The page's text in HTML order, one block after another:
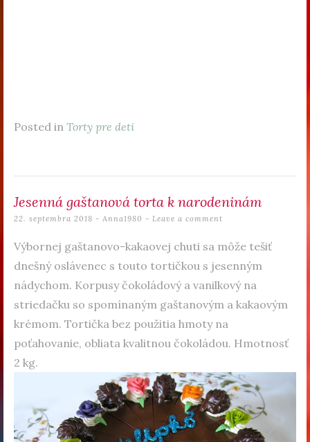
Posted in Torty pre deti
Jesenná gaštanová torta k narodeninám
22. septembra 2018 - Anna1980 Leave a comment
Výbornej gaštanovo-kakaovej chuti sa môže tešiť
dnešný oslávenec s touto tortičkou s jesenným
nádychom. Korpusy čokoládový a vanilkový na
striedačku so spomínaným gaštanovým a kakaovým
krémom. Tortička bez použitia hmoty na
poťahovanie, obliata kvalitnou čokoládou. Hmotnosť
2 kg.